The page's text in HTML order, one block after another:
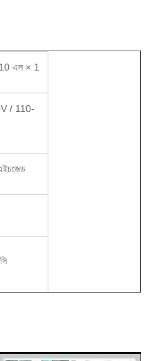
এল × 1
/ 110-
× 730